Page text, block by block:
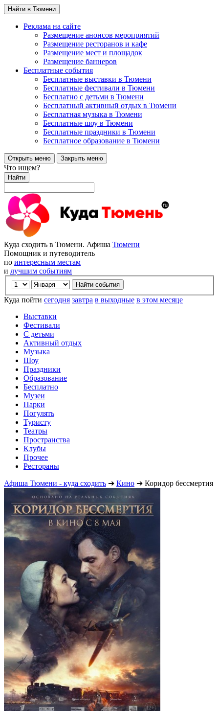
Найти в Тюмени
Реклама на сайте
Размещение анонсов мероприятий
Размещение ресторанов и кафе
Размещение мест и площадок
Размещение баннеров
Бесплатные события
Бесплатные выставки в Тюмени
Бесплатные фестивали в Тюмени
Бесплатно с детьми в Тюмени
Бесплатный активный отдых в Тюмени
Бесплатная музыка в Тюмени
Бесплатные шоу в Тюмени
Бесплатные праздники в Тюмени
Бесплатное образование в Тюмени
Открыть меню Закрыть меню
Что ищем?
Найти
Куда сходить в Тюмени. Афиша Тюмени
Помощник и путеводитель
по интересным местам
и лучшим событиям
Куда пойти сегодня завтра в выходные в этом месяце
Выставки
Фестивали
С детьми
Активный отдых
Музыка
Шоу
Праздники
Образование
Бесплатно
Музеи
Парки
Погулять
Туристу
Театры
Пространства
Клубы
Прочее
Рестораны
Афиша Тюмени - куда сходить ➔ Кино ➔ Коридор бессмертия